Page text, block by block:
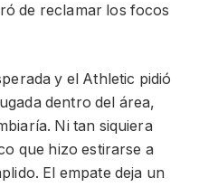
de reclamar los focos
y el Athletic pidió
dentro del área,
Ni tan siquiera
que hizo estirarse a
El empate deja un